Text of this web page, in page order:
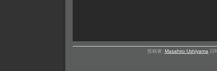
投稿者: Masahiro Ushiyama 日